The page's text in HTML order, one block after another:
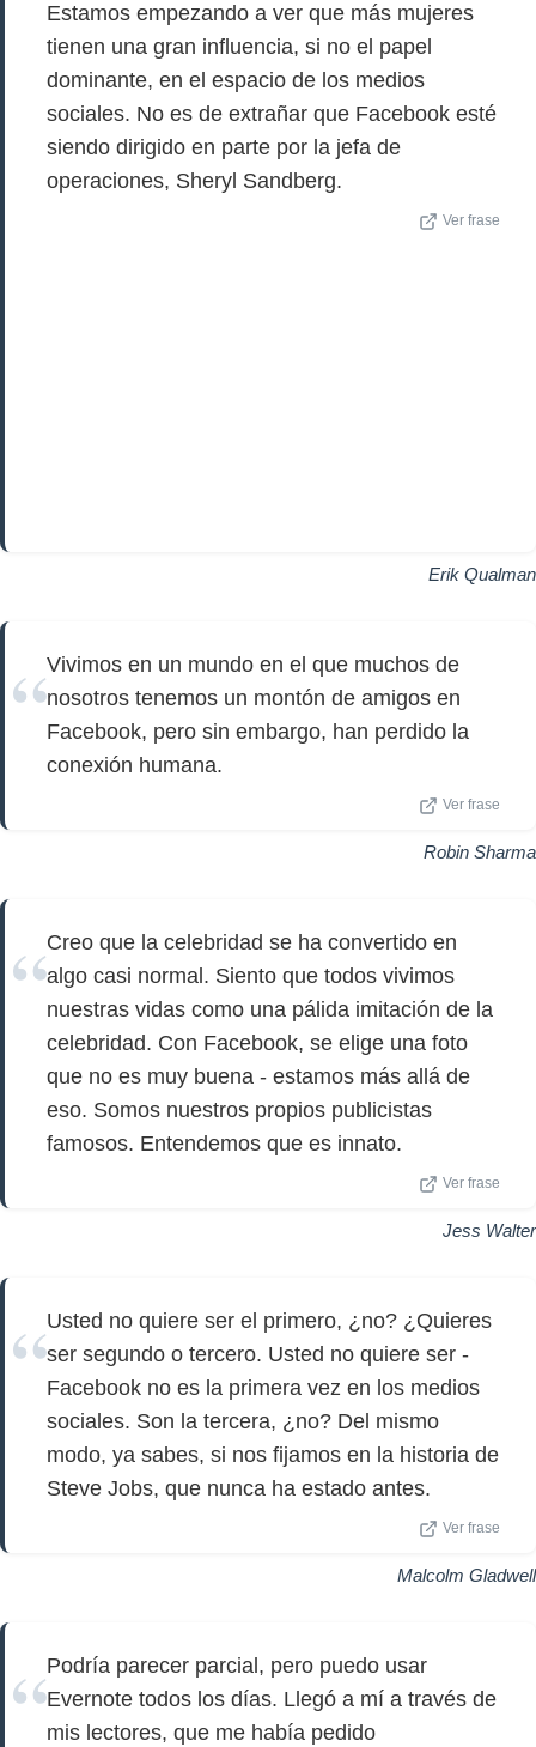
Estamos empezando a ver que más mujeres
tienen una gran influencia, si no el papel
dominante, en el espacio de los medios
sociales. No es de extrañar que Facebook esté
siendo dirigido en parte por la jefa de
operaciones, Sheryl Sandberg.
Ver frase
Erik Qualman
Vivimos en un mundo en el que muchos de
nosotros tenemos un montón de amigos en
Facebook, pero sin embargo, han perdido la
conexión humana.
Ver frase
Robin Sharma
Creo que la celebridad se ha convertido en
algo casi normal. Siento que todos vivimos
nuestras vidas como una pálida imitación de la
celebridad. Con Facebook, se elige una foto
que no es muy buena - estamos más allá de
eso. Somos nuestros propios publicistas
famosos. Entendemos que es innato.
Ver frase
Jess Walter
Usted no quiere ser el primero, ¿no? ¿Quieres
ser segundo o tercero. Usted no quiere ser -
Facebook no es la primera vez en los medios
sociales. Son la tercera, ¿no? Del mismo
modo, ya sabes, si nos fijamos en la historia de
Steve Jobs, que nunca ha estado antes.
Ver frase
Malcolm Gladwell
Podría parecer parcial, pero puedo usar
Evernote todos los días. Llegó a mí a través de
mis lectores, que me había pedido